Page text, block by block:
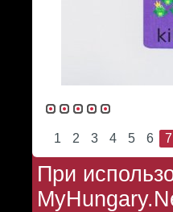
1 2 3 4 5 6 7
При